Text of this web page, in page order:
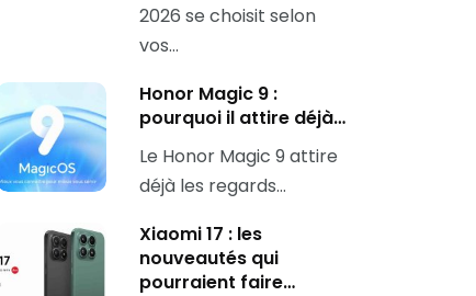
2026 se choisit selon
vos…
Honor Magic 9 :
pourquoi il attire déjà…
Le Honor Magic 9 attire
déjà les regards…
Xiaomi 17 : les
nouveautés qui
pourraient faire…